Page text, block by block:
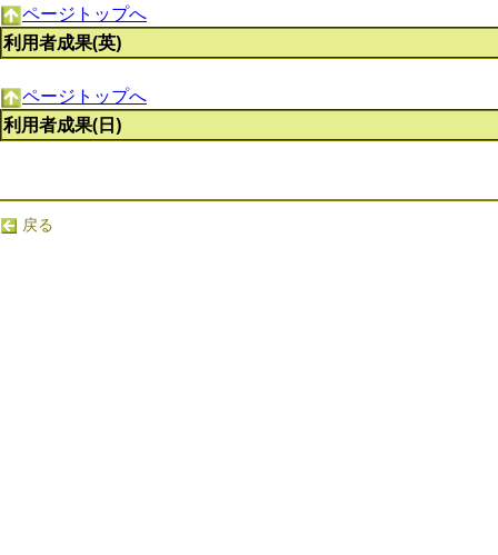
ページトップへ
利用者成果(英)
ページトップへ
利用者成果(日)
戻る